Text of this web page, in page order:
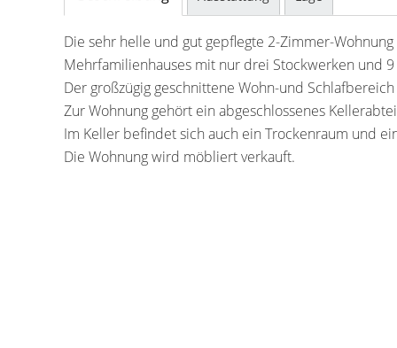
Die sehr helle und gut gepflegte 2-Zimmer-
Mehrfamilienhauses mit nur drei Stockwerken und
Der großzügig geschnittene Wohn-und
Zur Wohnung gehört ein abgeschlossenes
Im Keller befindet sich auch ein Trockenraum und
Die Wohnung wird möbliert verkauft.